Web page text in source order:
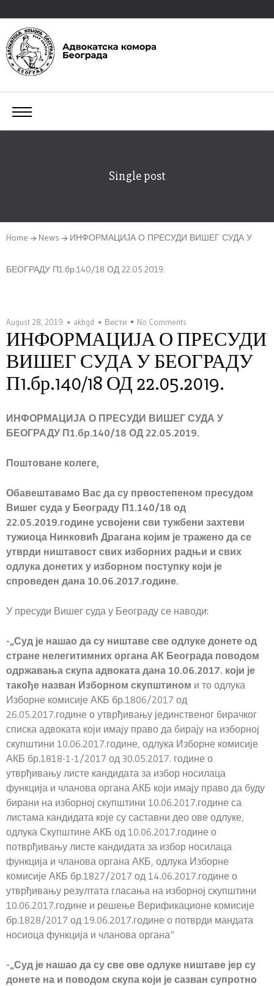
Single post
Home News ИНФОРМАЦИЈА О ПРЕСУДИ ВИШЕГ СУДА У
БЕОГРАДУ П1.бр.140/18 ОД 22.05.2019.
August 28, 2019 akbgd Вести No Comments
ИНФОРМАЦИЈА О ПРЕСУДИ
ВИШЕГ СУДА У БЕОГРАДУ
П1.бр.140/18 ОД 22.05.2019.
ИНФОРМАЦИЈА О ПРЕСУДИ ВИШЕГ СУДА У
БЕОГРАДУ П1.бр.140/18 ОД 22.05.2019.
Поштоване колеге,
Обавештавамо Вас да су првостепеном пресудом
Вишег суда у Београду П1.140/18 од
22.05.2019.године усвојени сви тужбени захтеви
тужиоца Нинковић Драгана којим је тражено да се
утврди ништавост свих изборних радњи и свих
одлука донетих у изборном поступку који је
спроведен дана 10.06.2017.године.
У пресуди Вишег суда у Београду се наводи:
-„Суд је нашао да су ништаве све одлуке донете од
стране нелегитимних органа АК Београда поводом
одржавања скупа адвоката дана 10.06.2017. који је
такође назван Изборном скупштином и то одлука
Изборне комисије АКБ бр.1806/2017 од
26.05.2017.године о утврђивању јединственог бирачког
списка адвоката који имају право да бирају на изборној
скупштини 10.06.2017.године, одлука Изборне комисије
АКБ бр.1818-1-1/2017 од 30.05.2017. године о
утврђивању листе кандидата за избор носилаца
функција и чланова органа АКБ који имају право да буду
бирани на изборној скупштини 10.06.2017.године са
листама кандидата које су саставни део ове одлуке,
одлука Скупштине АКБ од 10.06.2017.године о
потврђивању листе кандидата за избор носилаца
функција и чланова органа АКБ, одлука Изборне
комисије АКБ бр.1827/2017 од 14.06.2017.године о
утврђивању резултата гласања на изборној скупштини
10.06.2017.године и решење Верификационе комисије
бр.1828/2017 од 19.06.2017.године о потврди мандата
носиоца функција и чланова органа“
-„Суд је нашао да су све ове одлуке ништаве јер су
донете на и поводом скупа који је сазван супротно